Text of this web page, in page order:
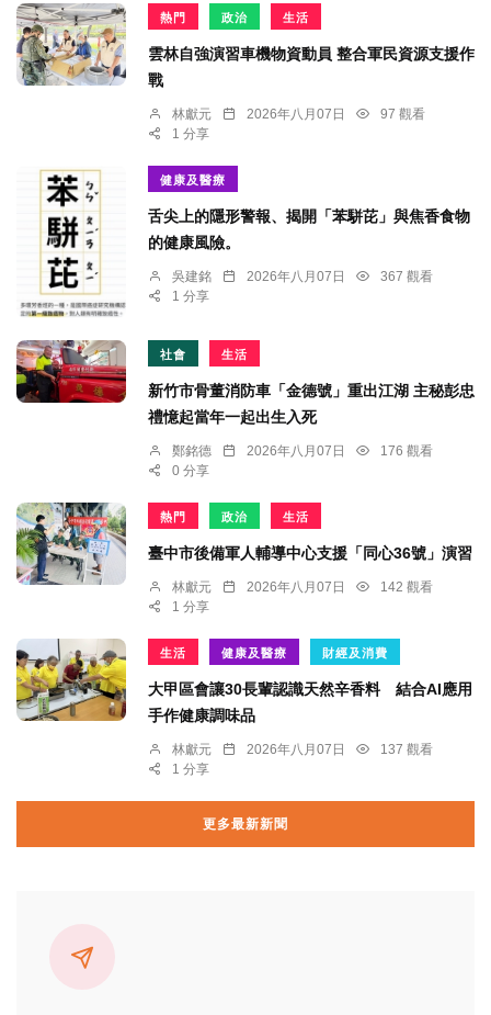
熱門 政治 生活
雲林自強演習車機物資動員 整合軍民資源支援作
戰
林獻元 2026年八月07日
97 觀看
1 分享
健康及醫療
舌尖上的隱形警報、揭開「苯駢芘」與焦香食物
的健康風險。
吳建銘 2026年八月07日
367 觀看
1 分享
社會 生活
新竹市骨董消防車「金德號」重出江湖 主秘彭忠
禮憶起當年一起出生入死
鄭銘德 2026年八月07日
176 觀看
0 分享
熱門 政治 生活
臺中市後備軍人輔導中心支援「同心36號」演習
林獻元 2026年八月07日
142 觀看
1 分享
生活 健康及醫療 財經及消費
大甲區會讓30長輩認識天然辛香料 結合AI應用
手作健康調味品
林獻元 2026年八月07日
137 觀看
1 分享
更多最新新聞